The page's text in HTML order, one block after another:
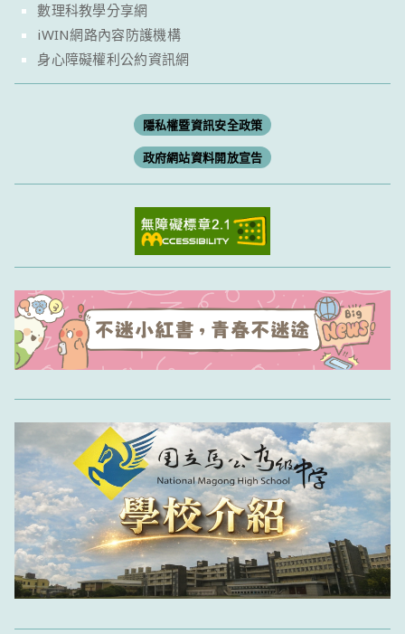
數理科教學分享網
iWIN網路內容防護機構
身心障礙權利公約資訊網
隱私權暨資訊安全政策
政府網站資料開放宣告